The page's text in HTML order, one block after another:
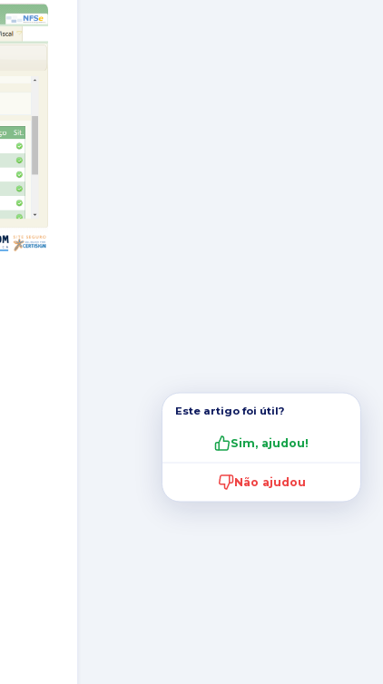
Este artigo foi útil?
Sim, ajudou!
Não ajudou